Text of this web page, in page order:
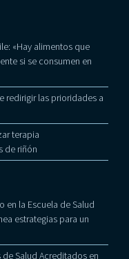
«Hay alimentos que
si se consumen en
redirigir las prioridades a
terapia
de riñón
en la Escuela de Salud
estrategias para un
Salud Acreditados en